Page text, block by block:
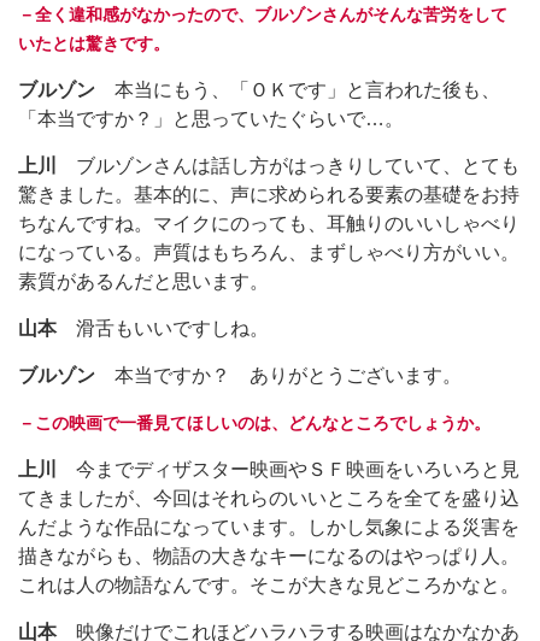
－全く違和感がなかったので、ブルゾンさんがそんな苦労をして
いたとは驚きです。
ブルゾン 本当にもう、「ＯＫです」と言われた後も、
「本当ですか？」と思っていたぐらいで…。
上川
ブルゾンさんは話し方がはっきりしていて、とても
驚きました。基本的に、声に求められる要素の基礎をお持
ちなんですね。マイクにのっても、耳触りのいいしゃべり
になっている。声質はもちろん、まずしゃべり方がいい。
素質があるんだと思います。
山本滑舌もいいですしね。
ブルゾン 本当ですか？ ありがとうございます。
－この映画で一番見てほしいのは、どんなところでしょうか。
上川
今までディザスター映画やＳＦ映画をいろいろと見
てきましたが、今回はそれらのいいところを全てを盛り込
んだような作品になっています。しかし気象による災害を
描きながらも、物語の大きなキーになるのはやっぱり人。
これは人の物語なんです。そこが大きな見どころかなと。
山本映像だけでこれほどハラハラする映画はなかなかあ